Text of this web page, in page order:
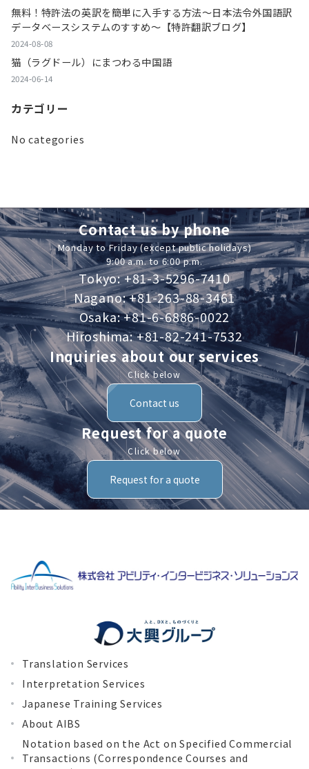
無料！特許法の英訳を簡単に入手する方法～日本法令外国語訳
データベースシステムのすすめ～【特許翻訳ブログ】
2024-08-08
猫（ラグドール）にまつわる中国語
2024-06-14
カテゴリー
No categories
Contact us by phone
Monday to Friday (except public holidays)
9:00 a.m. to 6:00 p.m.
Tokyo: +81-3-5296-7410
Nagano: +81-263-88-3461
Osaka: +81-6-6886-0022
Hiroshima: +81-82-241-7532
Inquiries about our services
Click below
Contact us
Request for a quote
Click below
Request for a quote
Translation Services
Interpretation Services
Japanese Training Services
About AIBS
Notation based on the Act on Specified Commercial
Transactions (Correspondence Courses and